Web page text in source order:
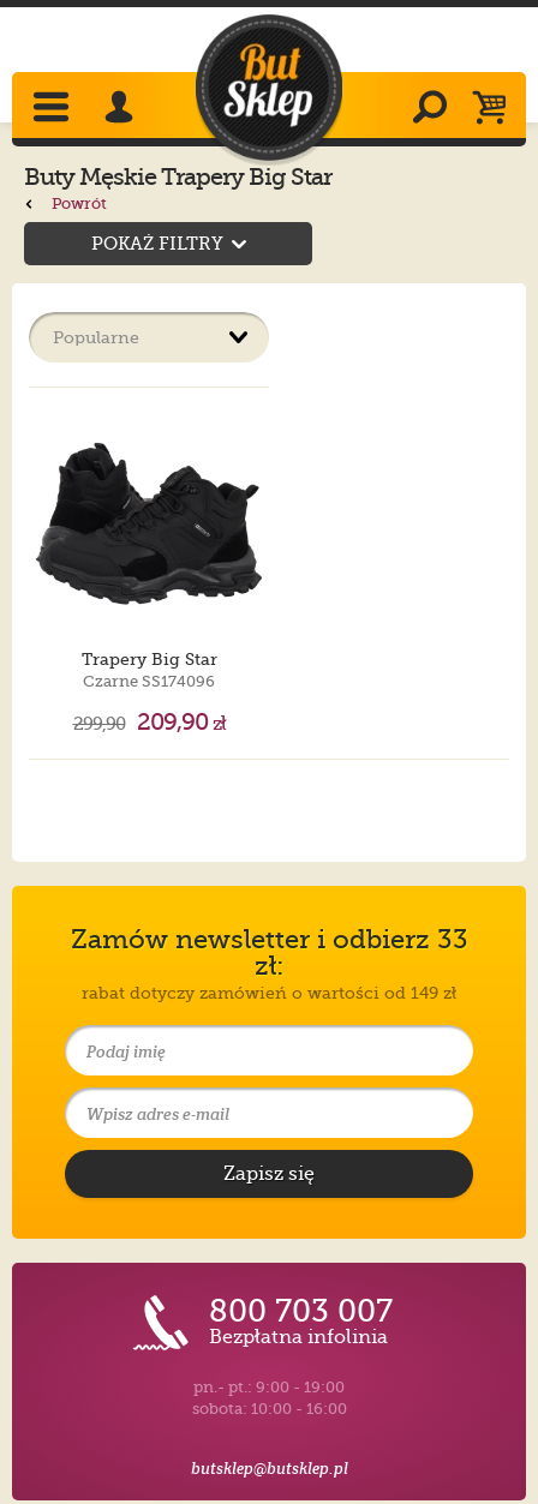
Buty Męskie Trapery Big Star
Powrót
POKAŻ FILTRY
Trapery Big Star
Czarne SS174096
299,90 209,90zł
Zamów newsletter i odbierz 33
zł:
rabat dotyczy zamówień o wartości od 149 zł
Zapisz się
800 703 007
Bezpłatna infolinia
pn.- pt.: 9:00 - 19:00
sobota: 10:00 - 16:00
butsklep@butsklep.pl